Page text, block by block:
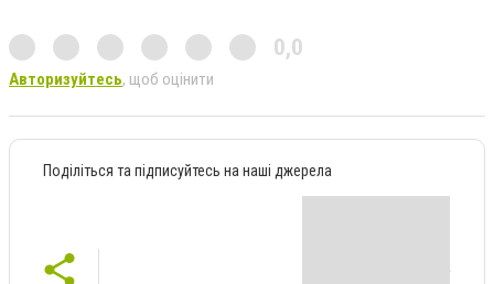
0,0
Авторизуйтесь, щоб оцінити
Поділіться та підписуйтесь на наші джерела